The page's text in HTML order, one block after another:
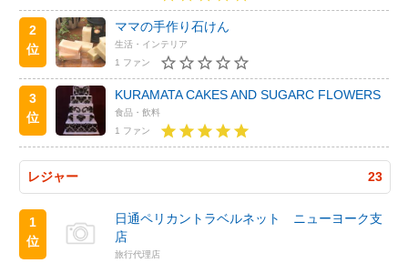
2
位
ママの手作り石けん
生活・インテリア
1 ファン
3
位
KURAMATA CAKES AND SUGARC FLOWERS
食品・飲料
1 ファン
レジャー 23
1
位
日通ペリカントラベルネット ニューヨーク支
店
旅行代理店